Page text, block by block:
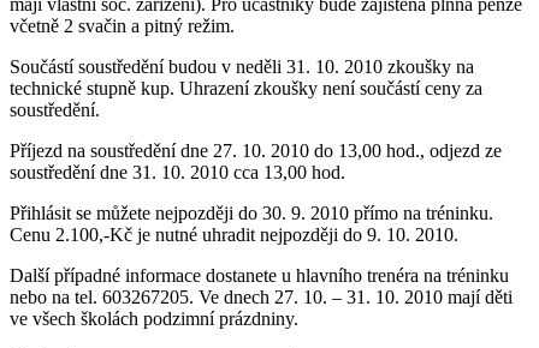
včetně 2 svačin a pitný režim.
Součástí soustředění budou v neděli 31. 10. 2010 zkoušky na
technické stupně kup. Uhrazení zkoušky není součástí ceny za
soustředění.
Příjezd na soustředění dne 27. 10. 2010 do 13,00 hod., odjezd ze
soustředění dne 31. 10. 2010 cca 13,00 hod.
Přihlásit se můžete nejpozději do 30. 9. 2010 přímo na tréninku.
Cenu 2.100,-Kč je nutné uhradit nejpozději do 9. 10. 2010.
Další případné informace dostanete u hlavního trenéra na tréninku
nebo na tel. 603267205. Ve dnech 27. 10. – 31. 10. 2010 mají děti
ve všech školách podzimní prázdniny.